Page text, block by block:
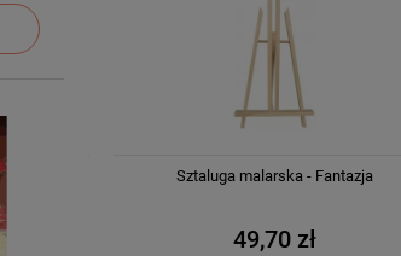
Sztaluga malarska - Fantazja
49,70 zł